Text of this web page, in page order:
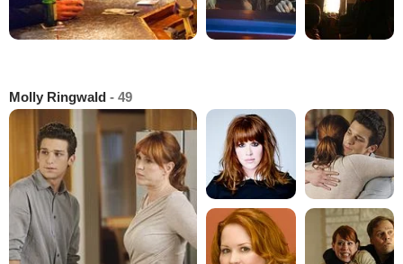
Molly Ringwald - 49